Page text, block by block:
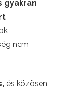
gyakran
nem
és közösen